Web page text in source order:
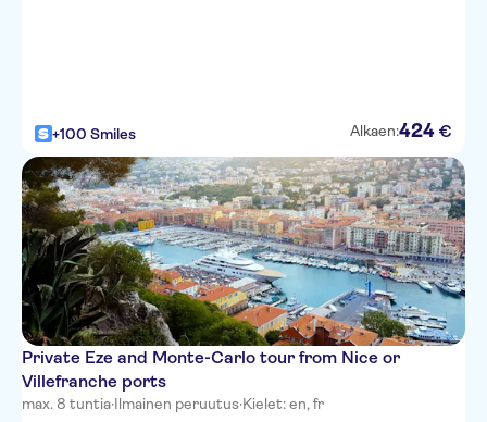
Hotel des Dames
Hotel Aria
Ibis Nice Centre Gare
Westminster Hotel & Spa, BW
Premier Collection
Nice Hotel Congres
La Malmaison Nice Boutique
Hotel Little Palace
+100 Smiles Alkaen:424 €
Private Eze and Monte-Carlo tour from Nice or
Villefranche ports
max. 8 tuntia·Ilmainen peruutus·Kielet: en, fr